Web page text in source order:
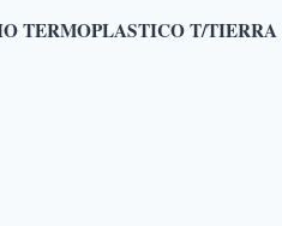
TERMOPLASTICO T/TIERRA